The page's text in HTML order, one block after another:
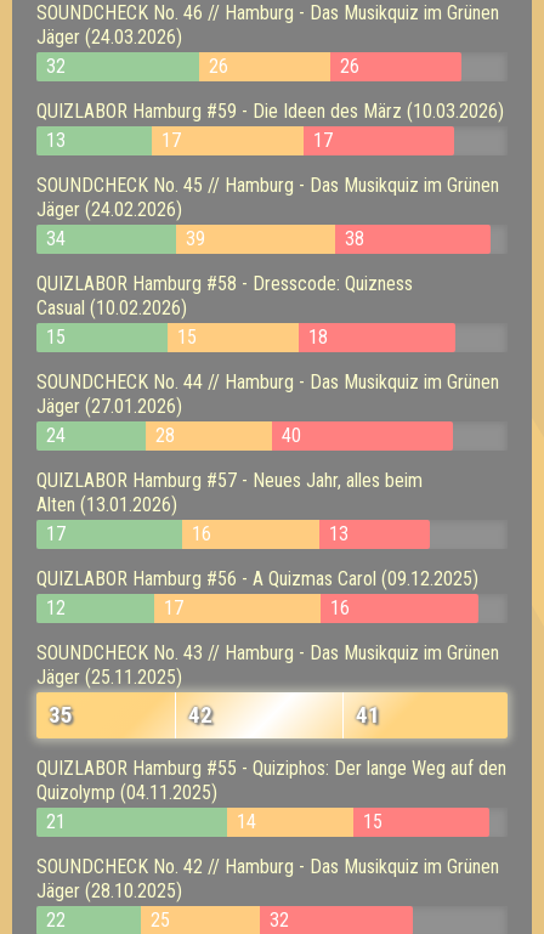
SOUNDCHECK No. 46 // Hamburg - Das Musikquiz im Grünen
Jäger (24.03.2026)
32
26
26
QUIZLABOR Hamburg #59 - Die Ideen des März (10.03.2026)
13
17
17
SOUNDCHECK No. 45 // Hamburg - Das Musikquiz im Grünen
Jäger (24.02.2026)
34
39
38
QUIZLABOR Hamburg #58 - Dresscode: Quizness
Casual (10.02.2026)
15
15
18
SOUNDCHECK No. 44 // Hamburg - Das Musikquiz im Grünen
Jäger (27.01.2026)
24
28
40
QUIZLABOR Hamburg #57 - Neues Jahr, alles beim
Alten (13.01.2026)
17
16
13
QUIZLABOR Hamburg #56 - A Quizmas Carol (09.12.2025)
12
17
16
SOUNDCHECK No. 43 // Hamburg - Das Musikquiz im Grünen
Jäger (25.11.2025)
35 42 41
QUIZLABOR Hamburg #55 - Quiziphos: Der lange Weg auf den
Quizolymp (04.11.2025)
21
14
15
SOUNDCHECK No. 42 // Hamburg - Das Musikquiz im Grünen
Jäger (28.10.2025)
22
25
32